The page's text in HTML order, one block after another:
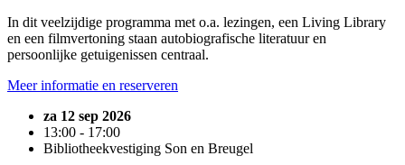
In dit veelzijdige programma met o.a. lezingen, een Living Library
en een filmvertoning staan autobiografische literatuur en
persoonlijke getuigenissen centraal.
Meer informatie en reserveren
za 12 sep 2026
13:00 - 17:00
Bibliotheekvestiging Son en Breugel